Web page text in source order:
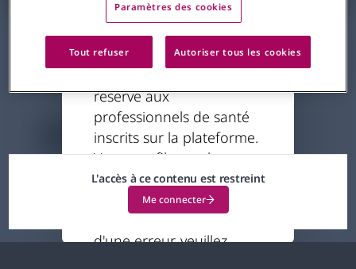
Le contenu auquel vous
réservé aux
professionnels de santé
inscrits sur la plateforme.
Votre profil actuel ne
vous permet pas
d'accéder à ce contenu.
Si vous pensez qu'il s'agit
d'une erreur, veuillez
Asthme
L’ozone : il devient vite irritable à
la chaleur
14 minutes
L'accès à ce contenu est restreint
Me connecter
Paramètres des cookies
Tout refuser Autoriser tous les cookies